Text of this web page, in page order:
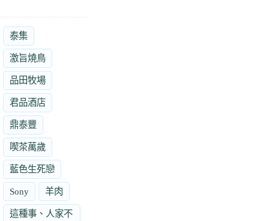
泰集
激旨燒鳥
品田牧場
君品酒店
鼎泰豐
喫茶萬歲
藍色生死戀
Sony 羊肉
這種事、人家不